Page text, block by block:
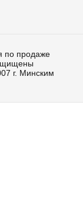
по продаже
г. Минским